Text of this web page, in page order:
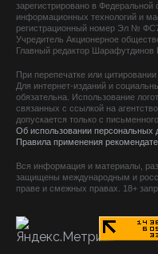
зарегистрировано в
информационных технологий и
регистрационный номер Эл №
Учредитель Акционерное
Главный редактор Шарафутдинов
При перепечатке или
Для интернет-изданий и
обязательна. Использование
связанных с ссылкой на
допускается только с
Об использовании персональных
Правила применения
Вся информация и материалы,
защищены международным и
праве и смежных правах. 18+